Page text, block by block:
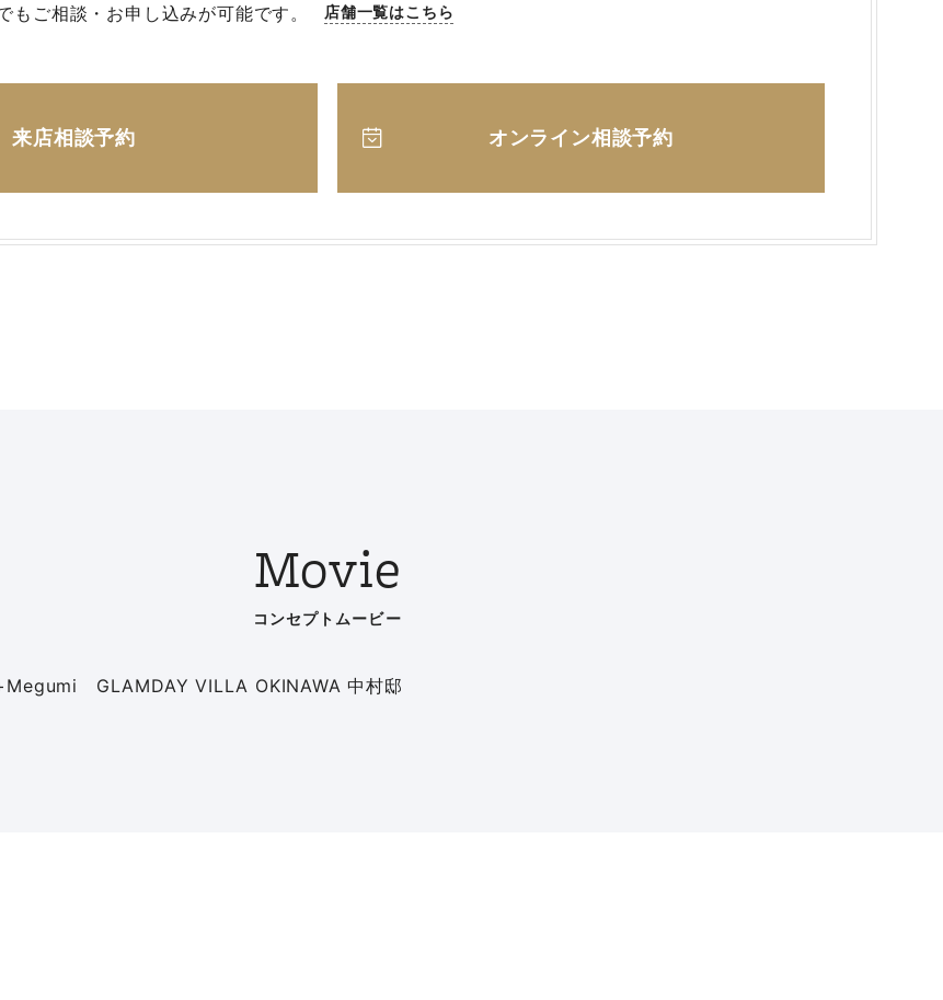
もご相談・お申し込みが可能です。 店舗一覧はこちら
来店相談予約 オンライン相談予約
Movie
コンセプトムービー
GLAMDAY VILLA OKINAWA 中村邸